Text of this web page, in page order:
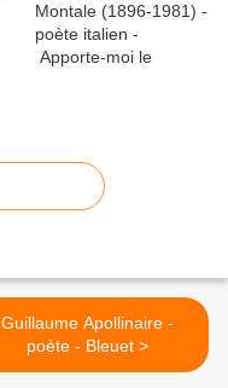
Guillaume Apollinaire -
poète - Bleuet >